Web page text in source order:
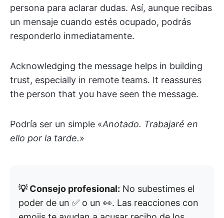
persona para aclarar dudas. Así, aunque recibas
un mensaje cuando estés ocupado, podrás
responderlo inmediatamente.
Acknowledging the message helps in building
trust, especially in remote teams. It reassures
the person that you have seen the message.
Podría ser un simple «Anotado. Trabajaré en
ello por la tarde.»
💡 Consejo profesional: No subestimes el
poder de un ✅ o un 👀. Las reacciones con